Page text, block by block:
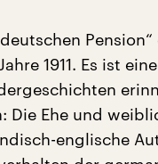
1911. Es ist
Die Ehe und
englische